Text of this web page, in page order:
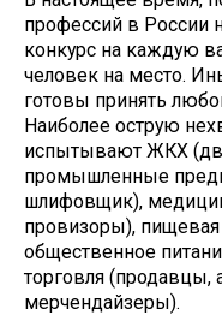
профессий в России
конкурс на каждую
человек на место.
готовы принять
Наиболее острую
испытывают ЖКХ
промышленные
шлифовщик),
провизоры),
общественное
торговля (продавцы,
мерчендайзеры).